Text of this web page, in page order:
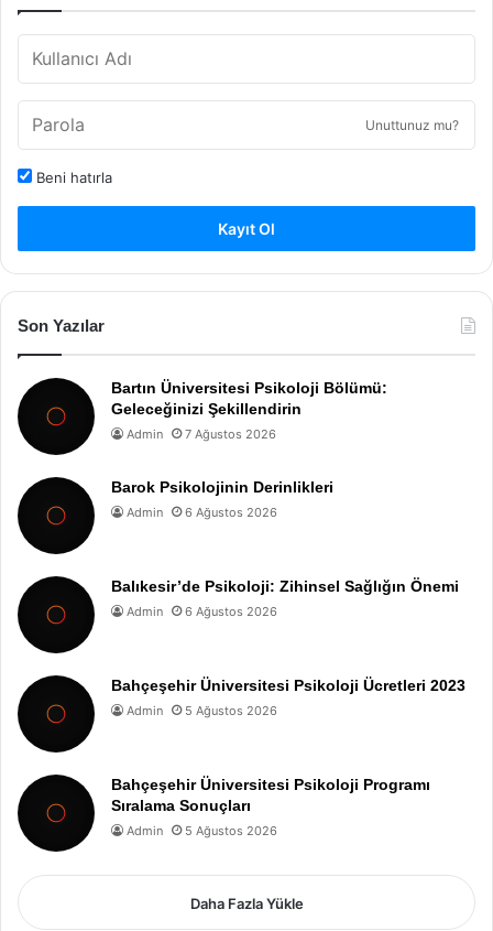
Unuttunuz mu?
Beni hatırla
Kayıt Ol
Son Yazılar
Bartın Üniversitesi Psikoloji Bölümü:
Geleceğinizi Şekillendirin
Admin 7 Ağustos 2026
Barok Psikolojinin Derinlikleri
Admin 6 Ağustos 2026
Balıkesir’de Psikoloji: Zihinsel Sağlığın Önemi
Admin 6 Ağustos 2026
Bahçeşehir Üniversitesi Psikoloji Ücretleri 2023
Admin 5 Ağustos 2026
Bahçeşehir Üniversitesi Psikoloji Programı
Sıralama Sonuçları
Admin 5 Ağustos 2026
Daha Fazla Yükle